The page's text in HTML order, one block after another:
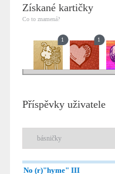
Získané kartičky
Co to znamená?
1 1
Příspěvky uživatele
No (r)"hyme" III